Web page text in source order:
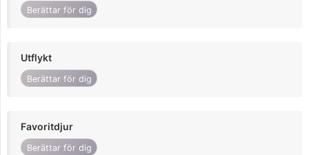
Berättar för dig
Utflykt
Berättar för dig
Favoritdjur
Berättar för dig